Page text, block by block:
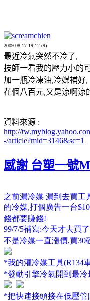
screamchien
2009-08-17 19:12 (9)
最近冷氣突然不冷了,
技師一看我的壓力小的
加一瓶冷凍油,冷媒補好,
花個八百元,又是涼啊涼
資料來源 :
http://
-/article?mid=3146&sc=1
感謝 台塑一號
之前漏冷媒 漏到去買工
的冷媒,打個廣告一台$
錢都要賺錢!
99/7/5補寫:今天才去買
不是冷媒一直漲價,買30
*我的灌冷媒工具(R134
*發動引擎冷氣開到最冷
*把快速接頭接在低壓管[